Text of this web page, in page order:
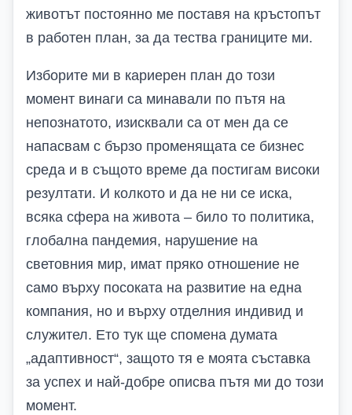
животът постоянно ме поставя на кръстопът
в работен план, за да тества границите ми.
Изборите ми в кариерен план до този
момент винаги са минавали по пътя на
непознатото, изисквали са от мен да се
напасвам с бързо променящата се бизнес
среда и в същото време да постигам високи
резултати. И колкото и да не ни се иска,
всяка сфера на живота – било то политика,
глобална пандемия, нарушение на
световния мир, имат пряко отношение не
само върху посоката на развитие на една
компания, но и върху отделния индивид и
служител. Ето тук ще спомена думата
„адаптивност“, защото тя е моята съставка
за успех и най-добре описва пътя ми до този
момент.